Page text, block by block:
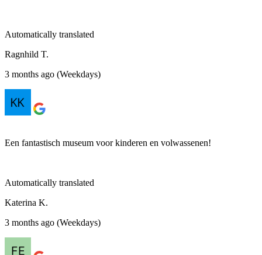
Automatically translated
Ragnhild T.
3 months ago (Weekdays)
Een fantastisch museum voor kinderen en volwassenen!
Automatically translated
Katerina K.
3 months ago (Weekdays)